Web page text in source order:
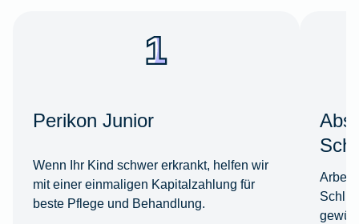
Perikon Junior
Wenn Ihr Kind schwer erkrankt, helfen wir
mit einer einmaligen Kapitalzahlung für
beste Pflege und Behandlung.